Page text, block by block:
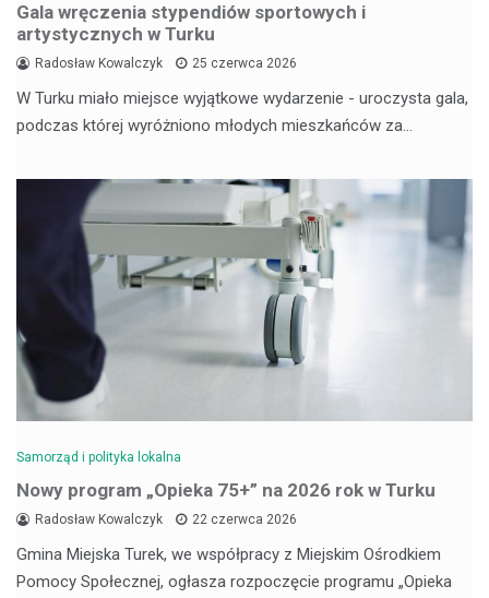
Gala wręczenia stypendiów sportowych i
artystycznych w Turku
Radosław Kowalczyk 25 czerwca 2026
W Turku miało miejsce wyjątkowe wydarzenie - uroczysta gala,
podczas której wyróżniono młodych mieszkańców za…
Samorząd i polityka lokalna
Nowy program „Opieka 75+” na 2026 rok w Turku
Radosław Kowalczyk 22 czerwca 2026
Gmina Miejska Turek, we współpracy z Miejskim Ośrodkiem
Pomocy Społecznej, ogłasza rozpoczęcie programu „Opieka